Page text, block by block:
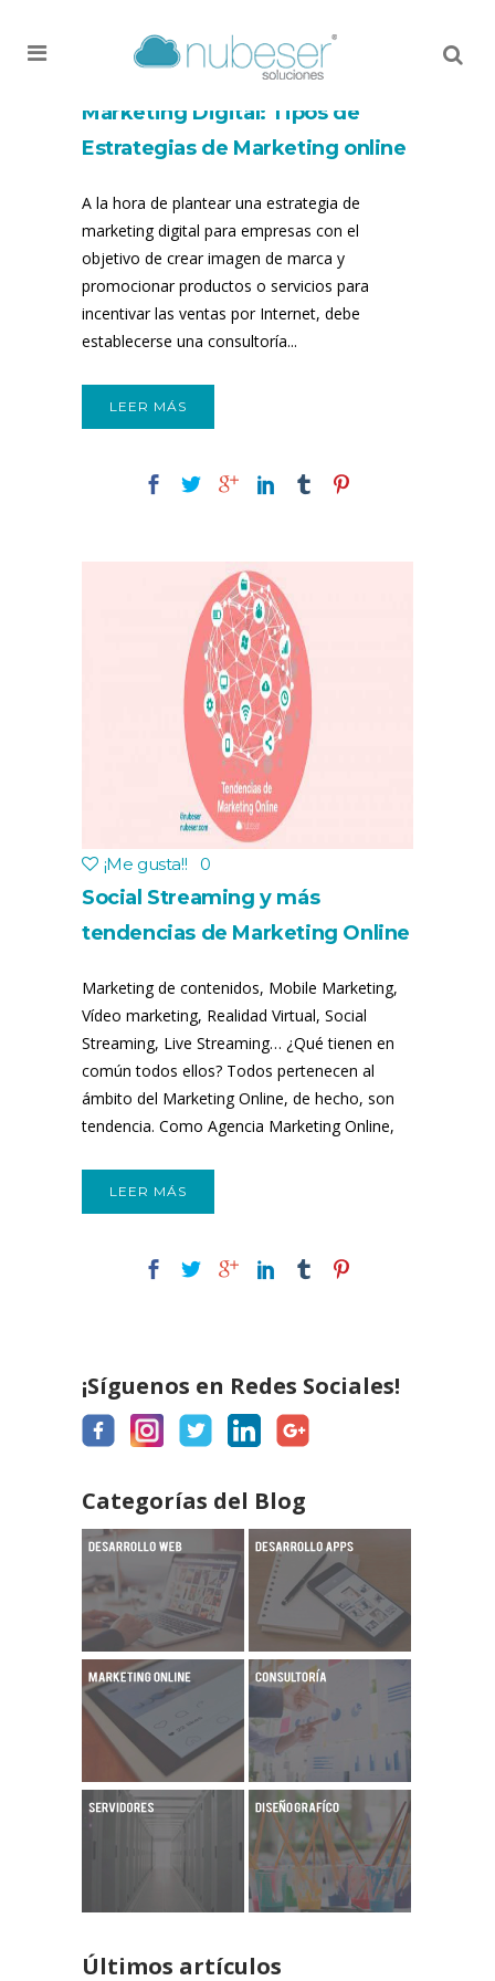
Marketing Digital: Tipos de
Estrategias de Marketing online
A la hora de plantear una estrategia de
marketing digital para empresas con el
objetivo de crear imagen de marca y
promocionar productos o servicios para
incentivar las ventas por Internet, debe
establecerse una consultoría...
LEER MÁS
¡Me gusta!! 0
Social Streaming y más
tendencias de Marketing Online
Marketing de contenidos, Mobile Marketing,
Vídeo marketing, Realidad Virtual, Social
Streaming, Live Streaming… ¿Qué tienen en
común todos ellos? Todos pertenecen al
ámbito del Marketing Online, de hecho, son
tendencia. Como Agencia Marketing Online,
LEER MÁS
¡Síguenos en Redes Sociales!
Categorías del Blog
Últimos artículos